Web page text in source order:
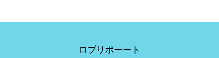
ロブリポーート